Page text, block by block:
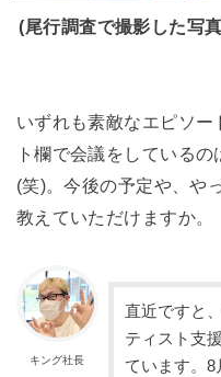
(尾行調査で撮影した写
いずれも素敵なエピソ
ト欄で会議をしている
(笑)。今後の予定や、や
教えていただけますか。
キング社長
直近ですと
ティスト支
ています。8